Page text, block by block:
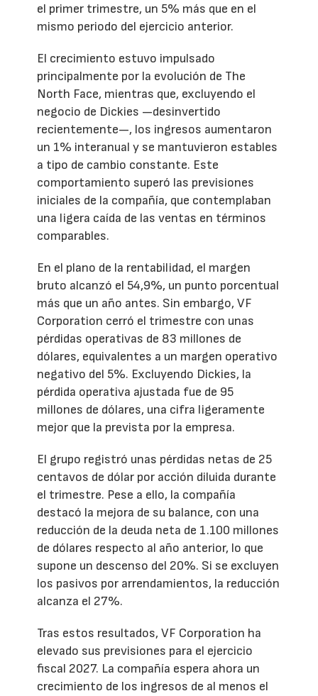
el primer trimestre, un 5% más que en el
mismo periodo del ejercicio anterior.
El crecimiento estuvo impulsado
principalmente por la evolución de The
North Face, mientras que, excluyendo el
negocio de Dickies —desinvertido
recientemente—, los ingresos aumentaron
un 1% interanual y se mantuvieron estables
a tipo de cambio constante. Este
comportamiento superó las previsiones
iniciales de la compañía, que contemplaban
una ligera caída de las ventas en términos
comparables.
En el plano de la rentabilidad, el margen
bruto alcanzó el 54,9%, un punto porcentual
más que un año antes. Sin embargo, VF
Corporation cerró el trimestre con unas
pérdidas operativas de 83 millones de
dólares, equivalentes a un margen operativo
negativo del 5%. Excluyendo Dickies, la
pérdida operativa ajustada fue de 95
millones de dólares, una cifra ligeramente
mejor que la prevista por la empresa.
El grupo registró unas pérdidas netas de 25
centavos de dólar por acción diluida durante
el trimestre. Pese a ello, la compañía
destacó la mejora de su balance, con una
reducción de la deuda neta de 1.100 millones
de dólares respecto al año anterior, lo que
supone un descenso del 20%. Si se excluyen
los pasivos por arrendamientos, la reducción
alcanza el 27%.
Tras estos resultados, VF Corporation ha
elevado sus previsiones para el ejercicio
fiscal 2027. La compañía espera ahora un
crecimiento de los ingresos de al menos el